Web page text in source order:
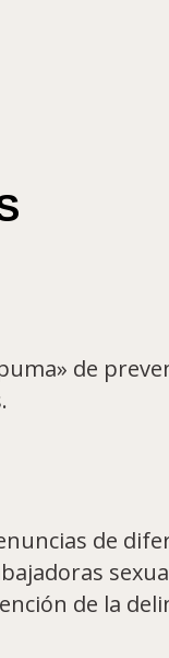
de
de
de la